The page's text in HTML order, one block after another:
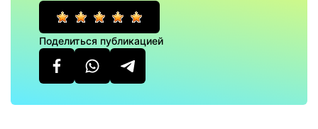
Поделиться публикацией